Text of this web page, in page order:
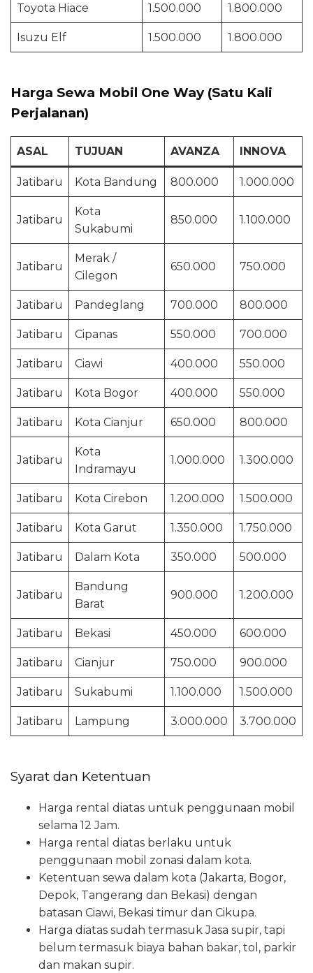
Toyota Hiace 1.500.000 1.800.000
Isuzu Elf 1.500.000 1.800.000
Harga Sewa Mobil One Way (Satu Kali
Perjalanan)
ASAL TUJUAN AVANZA INNOVA
Jatibaru Kota Bandung 800.000 1.000.000
Jatibaru
Kota
Sukabumi
850.000 1.100.000
Jatibaru
Merak /
Cilegon
650.000 750.000
Jatibaru Pandeglang 700.000 800.000
Jatibaru Cipanas 550.000 700.000
Jatibaru Ciawi 400.000 550.000
Jatibaru Kota Bogor 400.000 550.000
Jatibaru Kota Cianjur 650.000 800.000
Jatibaru
Kota
Indramayu
1.000.000 1.300.000
Jatibaru Kota Cirebon 1.200.000 1.500.000
Jatibaru Kota Garut 1.350.000 1.750.000
Jatibaru Dalam Kota 350.000 500.000
Jatibaru
Bandung
Barat
900.000 1.200.000
Jatibaru Bekasi 450.000 600.000
Jatibaru Cianjur 750.000 900.000
Jatibaru Sukabumi 1.100.000 1.500.000
Jatibaru Lampung 3.000.000 3.700.000
Syarat dan Ketentuan
Harga rental diatas untuk penggunaan mobil
selama 12 Jam.
Harga rental diatas berlaku untuk
penggunaan mobil zonasi dalam kota.
Ketentuan sewa dalam kota (Jakarta, Bogor,
Depok, Tangerang dan Bekasi) dengan
batasan Ciawi, Bekasi timur dan Cikupa.
Harga diatas sudah termasuk Jasa supir, tapi
belum termasuk biaya bahan bakar, tol, parkir
dan makan supir.